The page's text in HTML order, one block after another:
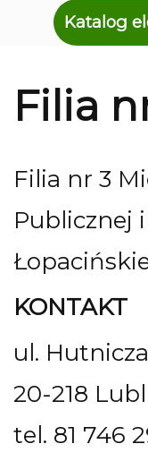
Katalog
Filia
Filia nr 3
Publicznej
KONTAKT
ul.
20-218
tel. 81 746